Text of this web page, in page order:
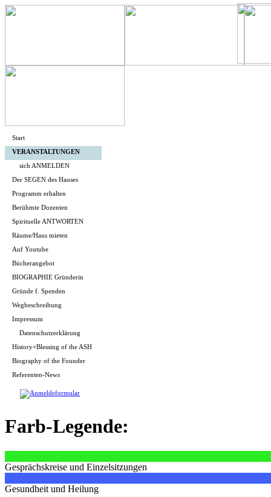
Start
VERANSTALTUNGEN
sich ANMELDEN
Der SEGEN des Hauses
Programm erhalten
Berühmte Dozenten
Spirituelle ANTWORTEN
Räume/Haus mieten
Auf Youtube
Bücherangebot
BIOGRAPHIE Gründerin
Gründe f. Spenden
Wegbeschreibung
Impressum
Datenschutzerklärung
History+Blessing of the ASH
Biography of the Founder
Referenten-News
Farb-Legende:
Gesprächskreise und Einzelsitzungen
Gesundheit und Heilung